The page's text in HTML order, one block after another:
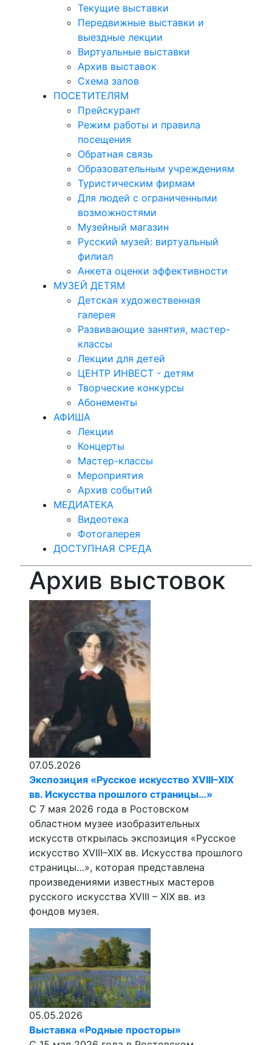
Текущие выставки
Передвижные выставки и
выездные лекции
Виртуальные выставки
Архив выставок
Схема залов
ПОСЕТИТЕЛЯМ
Прейскурант
Режим работы и правила
посещения
Обратная связь
Образовательным учреждениям
Туристическим фирмам
Для людей с ограниченными
возможностями
Музейный магазин
Русский музей: виртуальный
филиал
Анкета оценки эффективности
МУЗЕЙ ДЕТЯМ
Детская художественная
галерея
Развивающие занятия, мастер-
классы
Лекции для детей
ЦЕНТР ИНВЕСТ - детям
Творческие конкурсы
Абонементы
АФИША
Лекции
Концерты
Мастер-классы
Мероприятия
Архив событий
МЕДИАТЕКА
Видеотека
Фотогалерея
ДОСТУПНАЯ СРЕДА
Архив выстовок
07.05.2026
Экспозиция «Русское искусство XVIII–XIX
вв. Искусства прошлого страницы…»
С 7 мая 2026 года в Ростовском
областном музее изобразительных
искусств открылась экспозиция «Русское
искусство XVIII–XIX вв. Искусства прошлого
страницы…», которая представлена
произведениями известных мастеров
русского искусства XVIII – XIX вв. из
фондов музея.
05.05.2026
Выставка «Родные просторы»